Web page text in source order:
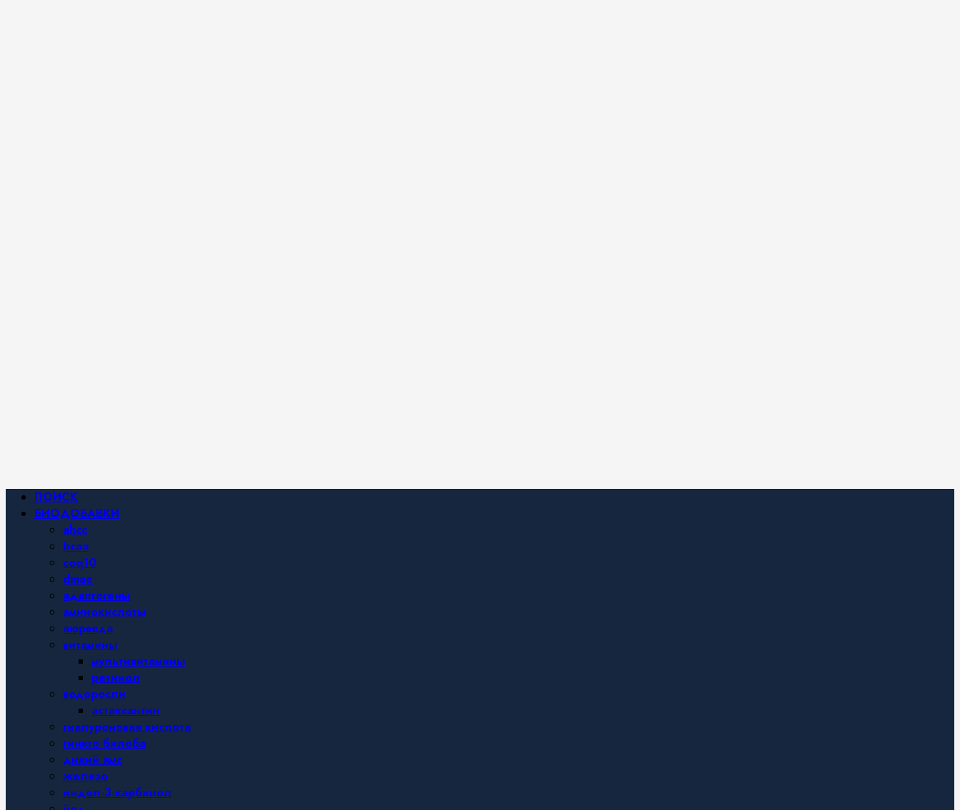
Основное
меню
ПОИСК
БИОДОБАВКИ
ahcc
bcaa
coq10
dmae
адаптогены
аминокислоты
аюрведа
витамины
мультивитамины
ретинол
водоросли
астаксантин
гиалуроновая кислота
гинкго билоба
дикий ямс
железо
индол-3-карбинол